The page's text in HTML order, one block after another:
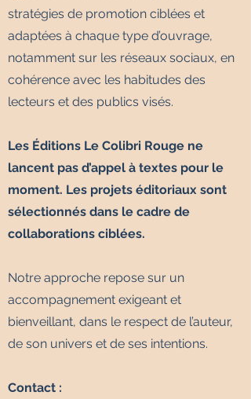
stratégies de promotion ciblées et
adaptées à chaque type d’ouvrage,
notamment sur les réseaux sociaux, en
cohérence avec les habitudes des
lecteurs et des publics visés.
Les Éditions Le Colibri Rouge ne
lancent pas d’appel à textes pour le
moment. Les projets éditoriaux sont
sélectionnés dans le cadre de
collaborations ciblées.
Notre approche repose sur un
accompagnement exigeant et
bienveillant, dans le respect de l’auteur,
de son univers et de ses intentions.
Contact :